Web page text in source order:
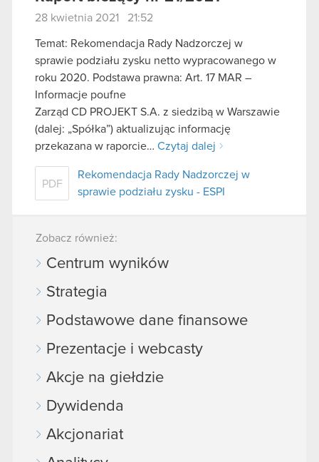
28 kwietnia 2021 21:52
Temat: Rekomendacja Rady Nadzorczej w
sprawie podziału zysku netto wypracowanego w
roku 2020. Podstawa prawna: Art. 17 MAR –
Informacje poufne
Zarząd CD PROJEKT S.A. z siedzibą w Warszawie
(dalej: „Spółka”) aktualizując informację
przekazana w raporcie… Czytaj dalej
PDF
Rekomendacja Rady Nadzorczej w
sprawie podziału zysku - ESPI
Zobacz również:
Centrum wyników
Strategia
Podstawowe dane finansowe
Prezentacje i webcasty
Akcje na giełdzie
Dywidenda
Akcjonariat